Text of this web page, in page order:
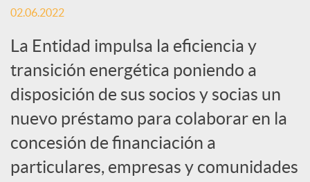
r
d
e
c
02.06.2022
La Entidad impulsa la eficiencia y
transición energética poniendo a
disposición de sus socios y socias un
nuevo préstamo para colaborar en la
concesión de financiación a
particulares, empresas y comunidades